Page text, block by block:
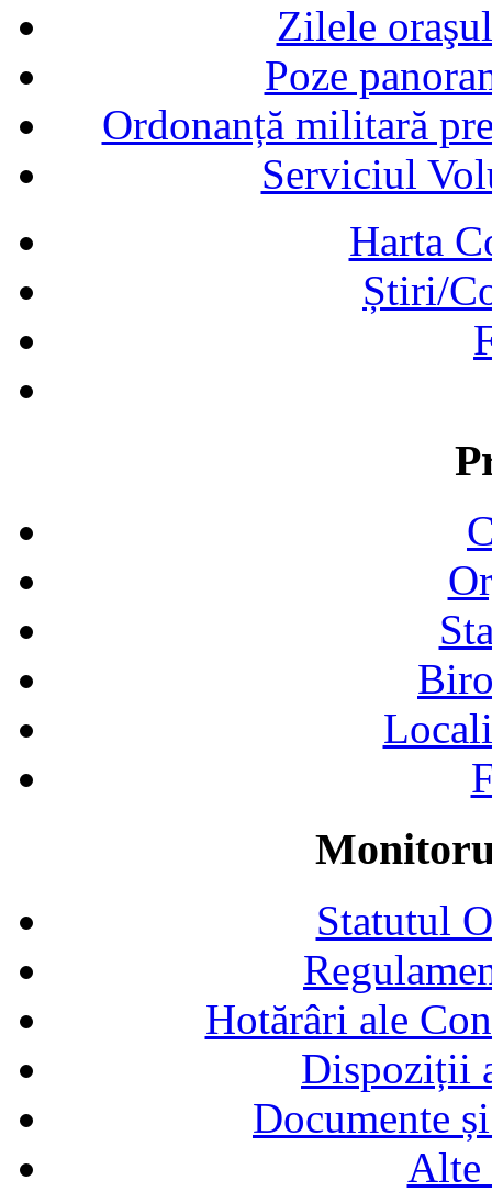
Zilele
Poze
Ordonanță militară
Serviciul
Harta
Știri/
Statutul
Hotărâri ale
Dispoziții
Documente
Alte